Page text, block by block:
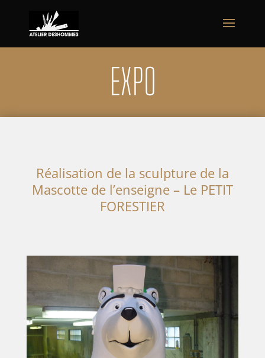
EXPO
Réalisation de la sculpture de la
Mascotte de l’enseigne – Le PETIT
FORESTIER